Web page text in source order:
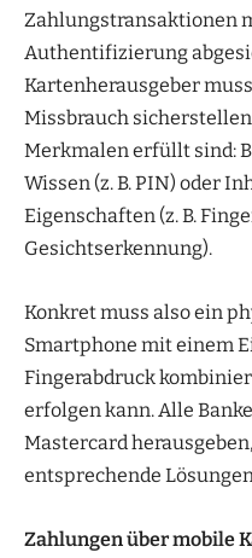
Zahlungstransaktionen
Authentifizierung
Kartenherausgeber
Missbrauch
Merkmalen erfüllt sind:
Wissen (z. B. PIN) oder
Eigenschaften (z. B.
Gesichtserkennung).
Konkret muss also ein
Smartphone mit einem
Fingerabdruck
erfolgen kann. Alle
Mastercard
entsprechende
Zahlungen über mobile